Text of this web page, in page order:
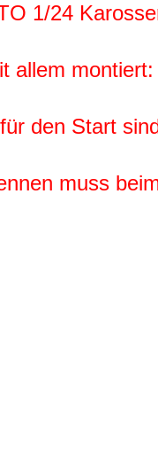
1/24
allem montiert:
den Start
muss